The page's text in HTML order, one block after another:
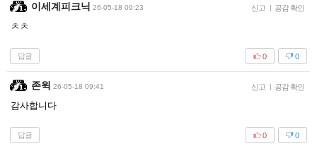
이세계피크닉 26-05-18 09:23 신고 | 공감 확인
ㅊㅊ
답글 0
0
존윅 26-05-18 09:41 신고 | 공감 확인
감사합니다
답글 0
0